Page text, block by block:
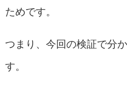
ためです。
つまり、今回の検証で分
す。